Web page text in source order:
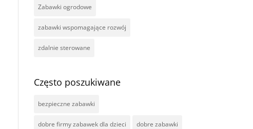
Zabawki ogrodowe
zabawki wspomagające rozwój
zdalnie sterowane
Często poszukiwane
bezpieczne zabawki
dobre firmy zabawek dla dzieci dobre zabawki